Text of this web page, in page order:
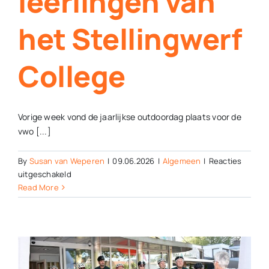
het Stellingwerf
College
Vorige week vond de jaarlijkse outdoordag plaats voor de
vwo [...]
By Susan van Weperen | 09.06.2026 | Algemeen | Reacties
uitgeschakeldvoor
voor
leerlingen
van
het
Read More